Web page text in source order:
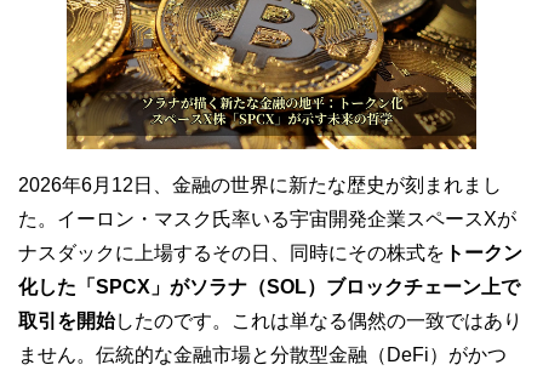
2026年6月12日、金融の世界に新たな歴史が刻まれまし
た。イーロン・マスク氏率いる宇宙開発企業スペースXが
ナスダックに上場するその日、同時にその株式を トークン
化した「SPCX」がソラナ（SOL）ブロックチェーン上で
取引を開始したのです。これは単なる偶然の一致ではあり
ません。伝統的な金融市場と分散型金融（DeFi）がかつ